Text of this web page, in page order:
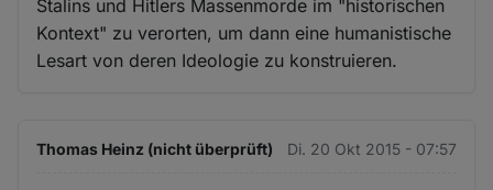
Stalins und Hitlers Massenmorde im "historischen
Kontext" zu verorten, um dann eine humanistische
Lesart von deren Ideologie zu konstruieren.
Thomas Heinz (nicht überprüft) Di. 20 Okt 2015 - 07:57